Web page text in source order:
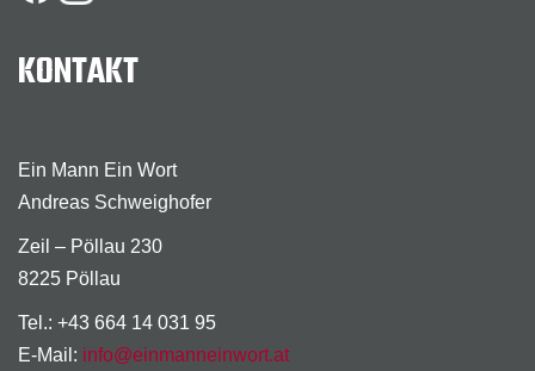
KONTAKT
Ein Mann Ein Wort
Andreas Schweighofer
Zeil – Pöllau 230
8225 Pöllau
Tel.: +43 664 14 031 95
E-Mail: info@einmanneinwort.at